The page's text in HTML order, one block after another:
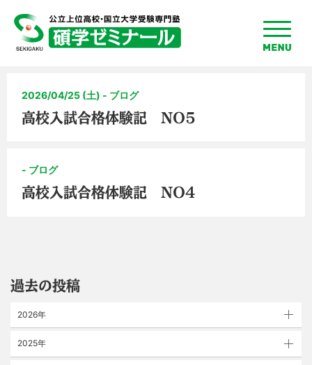
toggle
menu
2026/04/25 (土) - ブログ
高校入試合格体験記 NO5
- ブログ
高校入試合格体験記 NO4
過去の投稿
2026年
2025年